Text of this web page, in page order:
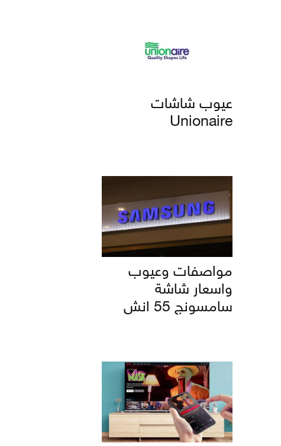
عيوب شاشات
Unionaire
مواصفات وعيوب
واسعار شاشة
سامسونج 55 انش